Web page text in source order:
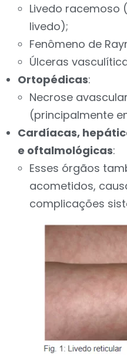
Livedo racemoso
livedo);
Fenômeno de
Úlceras
Ortopédicas:
Necrose
(principalmente
Cardíacas,
e oftalmológicas:
Esses órgãos
acometidos,
complicações